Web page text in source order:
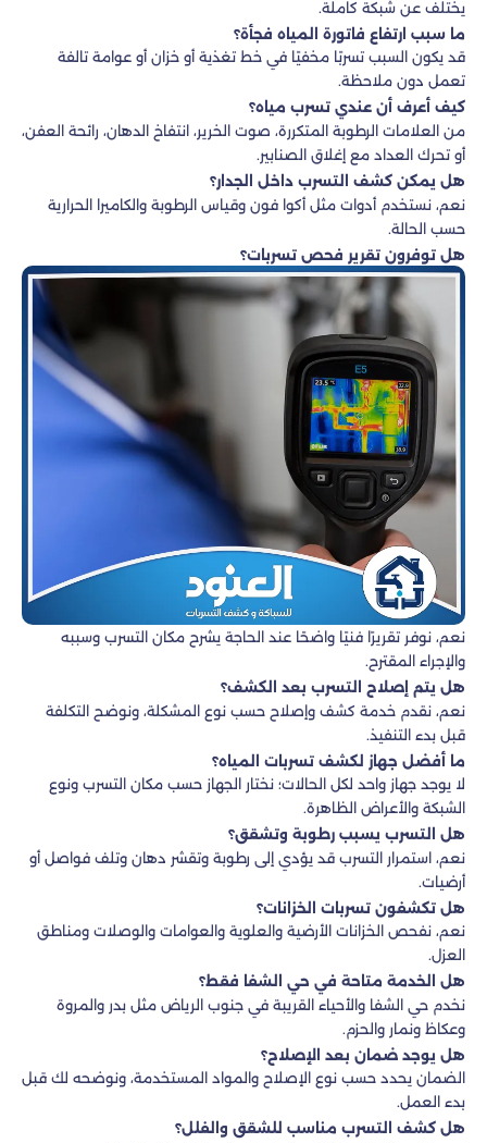
يختلف عن شبكة كاملة.
ما سبب ارتفاع فاتورة المياه فجأة؟
قد يكون السبب تسربًا مخفيًا في خط تغذية أو خزان أو عوامة تالفة
تعمل دون ملاحظة.
كيف أعرف أن عندي تسرب مياه؟
من العلامات الرطوبة المتكررة، صوت الخرير، انتفاخ الدهان، رائحة العفن،
أو تحرك العداد مع إغلاق الصنابير.
هل يمكن كشف التسرب داخل الجدار؟
نعم، نستخدم أدوات مثل أكوا فون وقياس الرطوبة والكاميرا الحرارية
حسب الحالة.
هل توفرون تقرير فحص تسربات؟
نعم، نوفر تقريرًا فنيًا واضحًا عند الحاجة يشرح مكان التسرب وسببه
والإجراء المقترح.
هل يتم إصلاح التسرب بعد الكشف؟
نعم، نقدم خدمة كشف وإصلاح حسب نوع المشكلة، ونوضح التكلفة
قبل بدء التنفيذ.
ما أفضل جهاز لكشف تسربات المياه؟
لا يوجد جهاز واحد لكل الحالات؛ نختار الجهاز حسب مكان التسرب ونوع
الشبكة والأعراض الظاهرة.
هل التسرب يسبب رطوبة وتشقق؟
نعم، استمرار التسرب قد يؤدي إلى رطوبة وتقشر دهان وتلف فواصل أو
أرضيات.
هل تكشفون تسربات الخزانات؟
نعم، نفحص الخزانات الأرضية والعلوية والعوامات والوصلات ومناطق
العزل.
هل الخدمة متاحة في حي الشفا فقط؟
نخدم حي الشفا والأحياء القريبة في جنوب الرياض مثل بدر والمروة
وعكاظ ونمار والحزم.
هل يوجد ضمان بعد الإصلاح؟
الضمان يحدد حسب نوع الإصلاح والمواد المستخدمة، ونوضحه لك قبل
بدء العمل.
هل كشف التسرب مناسب للشقق والفلل؟